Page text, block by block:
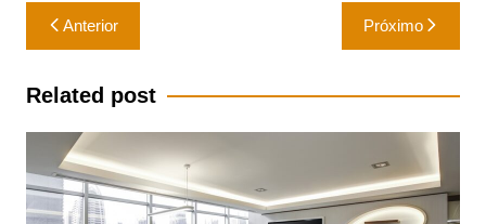
Navegação
de
Post
Anterior Próximo
Related post